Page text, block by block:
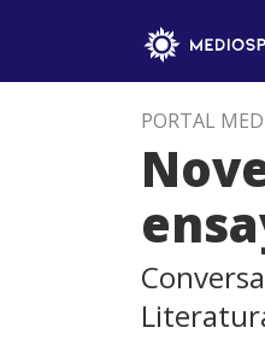
PORTAL